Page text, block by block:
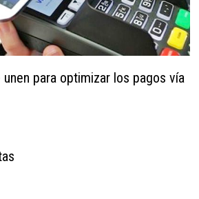
unen para optimizar los pagos vía